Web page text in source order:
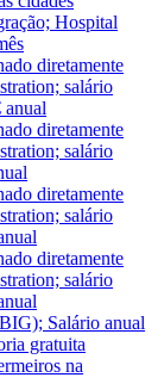
Hospital
diretamente
salário
diretamente
salário
diretamente
salário
diretamente
salário
Salário anual
gratuita
na